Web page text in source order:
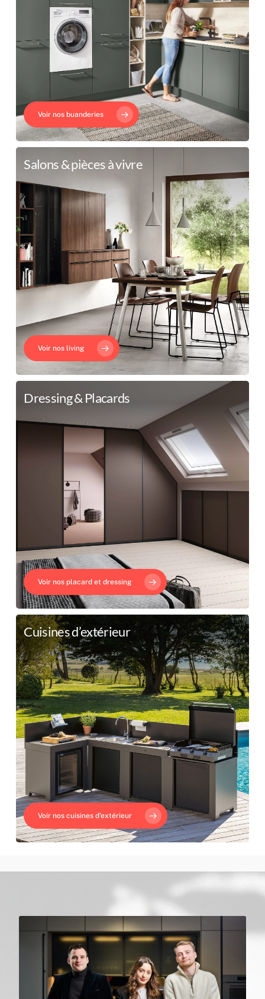
Voir nos buanderies
Salons & pièces à vivre
Voir nos living
Dressing & Placards
Voir nos placard et dressing
Cuisines d’extérieur
Voir nos cuisines d'extérieur